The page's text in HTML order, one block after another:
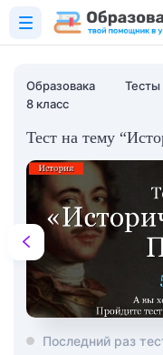
Образовака Тесты
8 класс
Тест на тему
Последний раз